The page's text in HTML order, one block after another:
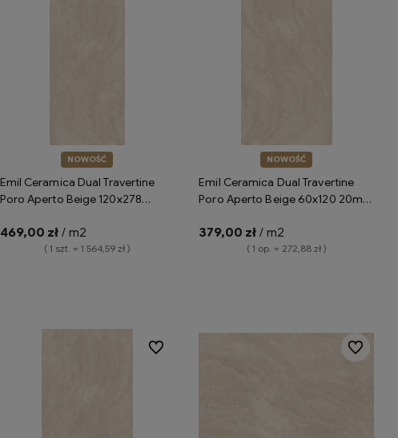
NOWOŚĆ
Emil Ceramica Dual Travertine
Poro Aperto Beige 120x278
imitujące trawertyn
469,00 zł/ m2
( 1 szt. = 1 564,59 zł )
NOWOŚĆ
Emil Ceramica Dual Travertine
Poro Aperto Beige 60x120 20mm
imitujące trawertyn
379,00 zł / m2
( 1 op. = 272,88 zł )
Do ulubionych Do